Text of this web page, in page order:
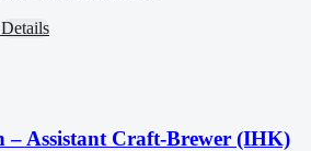
Details
– Assistant Craft-Brewer (IHK)